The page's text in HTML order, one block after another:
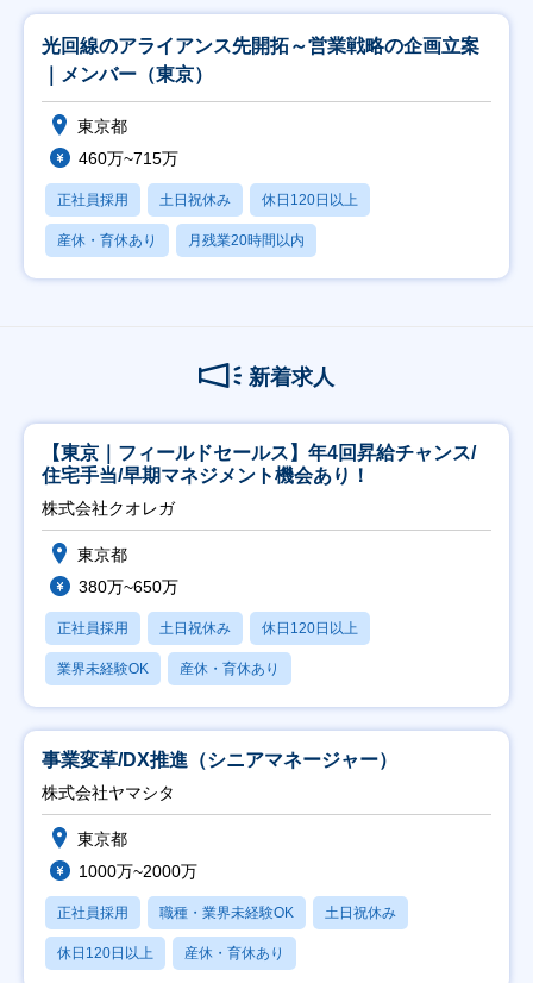
光回線のアライアンス先開拓～営業戦略の企画立案
｜メンバー（東京）
東京都
460万~715万
正社員採用 土日祝休み 休日120日以上
産休・育休あり 月残業20時間以内
新着求人
【東京｜フィールドセールス】年4回昇給チャンス/
住宅手当/早期マネジメント機会あり！
株式会社クオレガ
東京都
380万~650万
正社員採用 土日祝休み 休日120日以上
業界未経験OK 産休・育休あり
事業変革/DX推進（シニアマネージャー）
株式会社ヤマシタ
東京都
1000万~2000万
正社員採用 職種・業界未経験OK 土日祝休み
休日120日以上 産休・育休あり